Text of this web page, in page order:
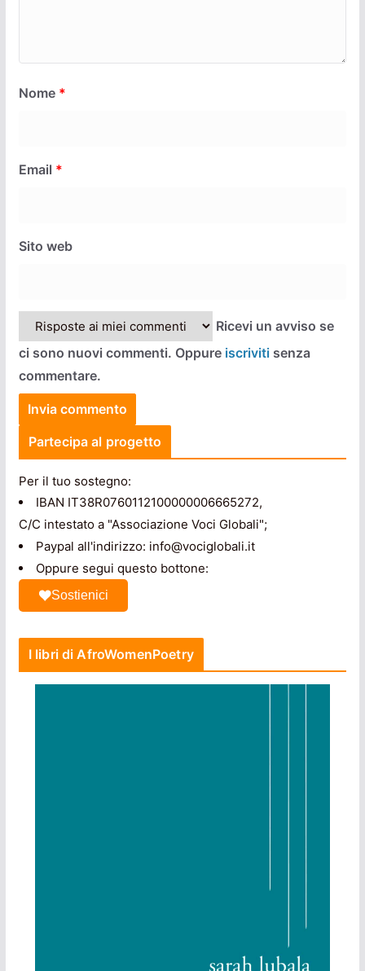
Nome *
Email *
Sito web
Ricevi un avviso se
ci sono nuovi commenti. Oppure iscrivitisenza
commentare.
Partecipa al progetto
Per il tuo sostegno:
IBAN IT38R0760112100000006665272,
C/C intestato a "Associazione Voci Globali";
Paypal all'indirizzo: info@vociglobali.it
Oppure segui questo bottone:
Sostienici
I libri di AfroWomenPoetry